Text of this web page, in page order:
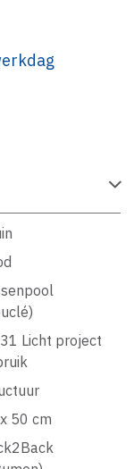
Licht project
50 cm